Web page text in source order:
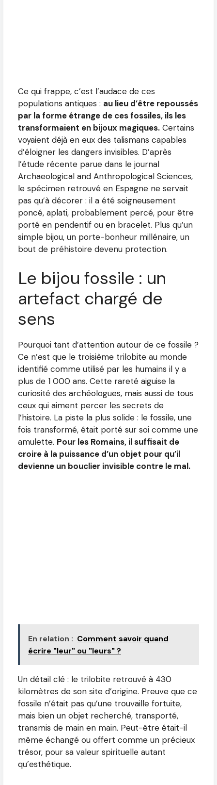
Ce qui frappe, c’est l’audace de ces
populations antiques : au lieu d’être repoussés
par la forme étrange de ces fossiles, ils les
transformaient en bijoux magiques. Certains
voyaient déjà en eux des talismans capables
d’éloigner les dangers invisibles. D’après
l’étude récente parue dans le journal
Archaeological and Anthropological Sciences,
le spécimen retrouvé en Espagne ne servait
pas qu’à décorer : il a été soigneusement
poncé, aplati, probablement percé, pour être
porté en pendentif ou en bracelet. Plus qu’un
simple bijou, un porte-bonheur millénaire, un
bout de préhistoire devenu protection.
Le bijou fossile : un
artefact chargé de
sens
Pourquoi tant d’attention autour de ce fossile ?
Ce n’est que le troisième trilobite au monde
identifié comme utilisé par les humains il y a
plus de 1 000 ans. Cette rareté aiguise la
curiosité des archéologues, mais aussi de tous
ceux qui aiment percer les secrets de
l’histoire. La piste la plus solide : le fossile, une
fois transformé, était porté sur soi comme une
amulette. Pour les Romains, il suffisait de
croire à la puissance d’un objet pour qu’il
devienne un bouclier invisible contre le mal.
En relation : Comment savoir quand
écrire "leur" ou "leurs" ?
Un détail clé : le trilobite retrouvé à 430
kilomètres de son site d’origine. Preuve que ce
fossile n’était pas qu’une trouvaille fortuite,
mais bien un objet recherché, transporté,
transmis de main en main. Peut-être était-il
même échangé ou offert comme un précieux
trésor, pour sa valeur spirituelle autant
qu’esthétique.